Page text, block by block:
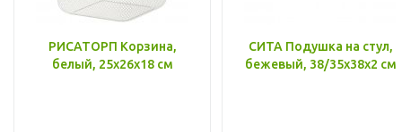
РИСАТОРП Корзина,
белый, 25x26x18 см
СИТА Подушка на стул,
бежевый, 38/35x38x2 см